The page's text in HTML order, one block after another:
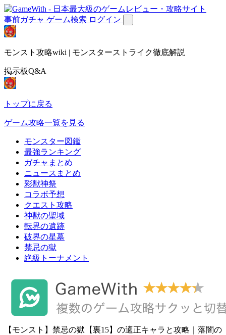
事前ガチャ ゲーム検索 ログイン
モンスト攻略wiki | モンスターストライク徹底解説
掲示板Q&A
トップに戻る
ゲーム攻略一覧を見る
モンスター図鑑
最強ランキング
ガチャまとめ
ニュースまとめ
彩獣神祭
コラボ予想
クエスト攻略
神獣の聖域
転界の遺跡
破界の星墓
禁忌の獄
絶級トーナメント
【モンスト】禁忌の獄【裏15】の適正キャラと攻略｜落闇の